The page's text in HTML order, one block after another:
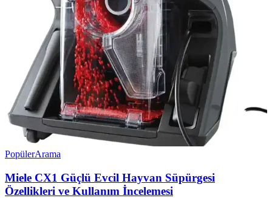
PopülerArama
Miele CX1 Güçlü Evcil Hayvan Süpürgesi
Özellikleri ve Kullanım İncelemesi